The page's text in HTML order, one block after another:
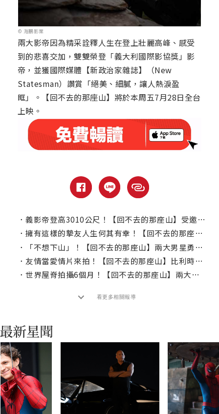
© 海鵬影業
兩大影帝因為精采詮釋人生在登上壯麗高峰、感受
到的悲喜交加，雙雙榮登「義大利國際影協獎」影
帝，並獲國際媒體【新政治家雜誌】（New
Statesman）讚賞「絕美、細膩，讓人熱淚盈
眶」。【回不去的那座山】將於本周五7月28日全台
上映。
． 義影帝登高3010公尺！【回不去的那座山】受邀山岳電影節開幕
． 擁有這樣的摯友人生何其有幸！【回不去的那座山】導演談電影真義
．
「不想下山」！【回不去的那座山】兩大男星勇奪雙料影帝
． 友情當愛情片來拍！【回不去的那座山】比利時夫妻檔編導連奪大獎
． 世界屋脊拍攝6個月！【回不去的那座山】兩大影帝飆戲
看更多相關報導